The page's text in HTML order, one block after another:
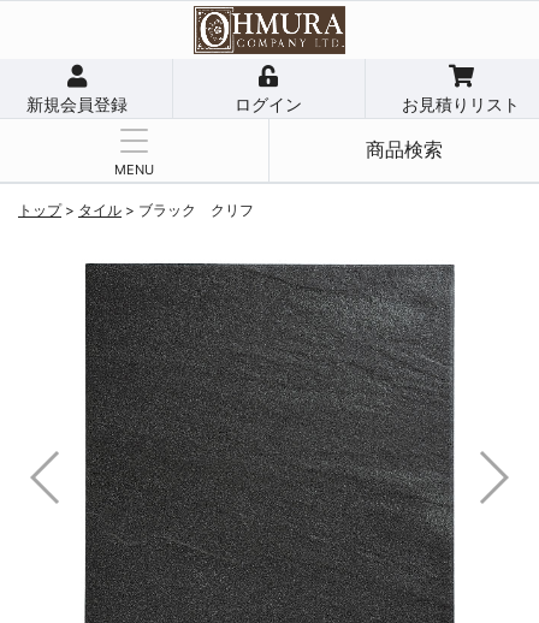
新規会員登録 ログイン お見積りリスト
MENU
商品検索
トップ> タイル > ブラック クリフ